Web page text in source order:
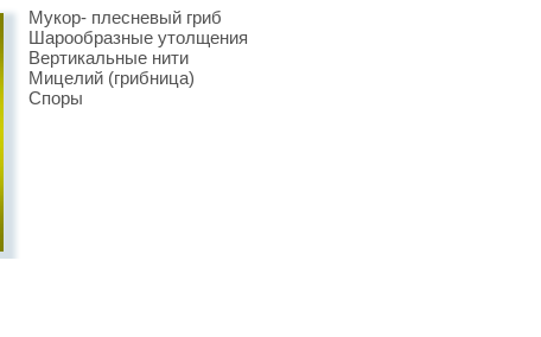
Мукор- плесневый гриб
Шарообразные утолщения
Вертикальные нити
Мицелий (грибница)
Споры